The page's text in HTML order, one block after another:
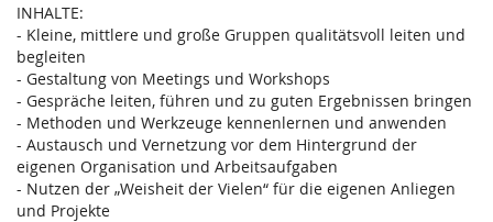
INHALTE:
- Kleine, mittlere und große Gruppen qualitätsvoll leiten und
begleiten
- Gestaltung von Meetings und Workshops
- Gespräche leiten, führen und zu guten Ergebnissen bringen
- Methoden und Werkzeuge kennenlernen und anwenden
- Austausch und Vernetzung vor dem Hintergrund der
eigenen Organisation und Arbeitsaufgaben
- Nutzen der „Weisheit der Vielen“ für die eigenen Anliegen
und Projekte